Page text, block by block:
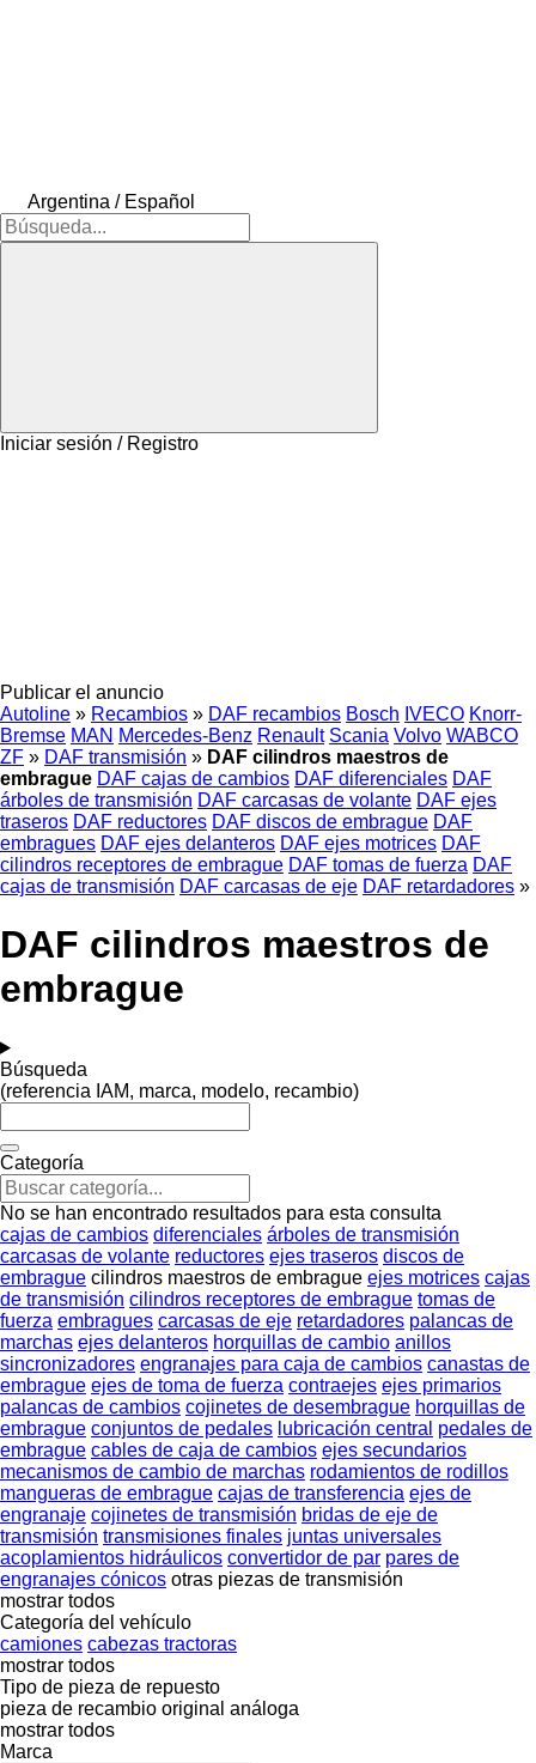
Argentina / Español
Iniciar sesión / Registro
Publicar el anuncio
Autoline » Recambios » DAF recambios Bosch IVECO Knorr-
Bremse MAN Mercedes-Benz Renault Scania Volvo WABCO
ZF » DAF transmisión » DAF cilindros maestros de
embrague DAF cajas de cambios DAF diferenciales DAF
árboles de transmisión DAF carcasas de volante DAF ejes
traseros DAF reductores DAF discos de embrague DAF
embragues DAF ejes delanteros DAF ejes motrices DAF
cilindros receptores de embrague DAF tomas de fuerza DAF
cajas de transmisión DAF carcasas de eje DAF retardadores »
DAF cilindros maestros de
embrague
Búsqueda
(referencia IAM, marca, modelo, recambio)
Categoría
No se han encontrado resultados para esta consulta
cajas de cambios diferenciales árboles de transmisión
carcasas de volante reductores ejes traseros discos de
embrague cilindros maestros de embrague ejes motrices cajas
de transmisión cilindros receptores de embrague tomas de
fuerza embragues carcasas de eje retardadores palancas de
marchas ejes delanteros horquillas de cambio anillos
sincronizadores engranajes para caja de cambios canastas de
embrague ejes de toma de fuerza contraejes ejes primarios
palancas de cambios cojinetes de desembrague horquillas de
embrague conjuntos de pedales lubricación central pedales de
embrague cables de caja de cambios ejes secundarios
mecanismos de cambio de marchas rodamientos de rodillos
mangueras de embrague cajas de transferencia ejes de
engranaje cojinetes de transmisión bridas de eje de
transmisión transmisiones finales juntas universales
acoplamientos hidráulicos convertidor de par pares de
engranajes cónicos otras piezas de transmisión
mostrar todos
Categoría del vehículo
camiones cabezas tractoras
mostrar todos
Tipo de pieza de repuesto
pieza de recambio original análoga
mostrar todos
Marca